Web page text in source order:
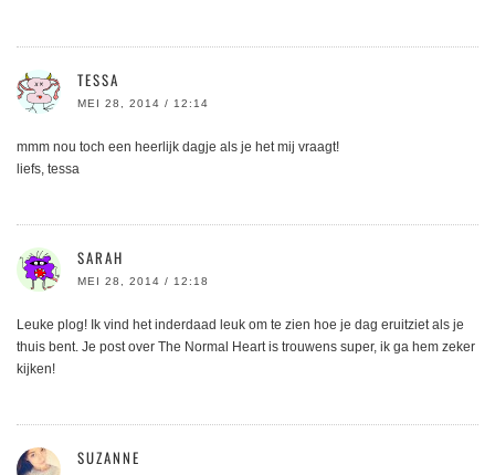
TESSA
MEI 28, 2014 / 12:14
mmm nou toch een heerlijk dagje als je het mij vraagt!
liefs, tessa
SARAH
MEI 28, 2014 / 12:18
Leuke plog! Ik vind het inderdaad leuk om te zien hoe je dag eruitziet als je
thuis bent. Je post over The Normal Heart is trouwens super, ik ga hem zeker
kijken!
SUZANNE